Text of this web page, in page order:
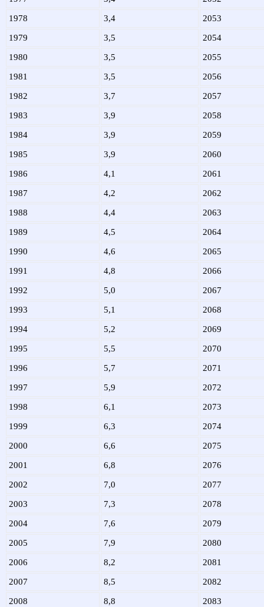
1978 3,4 2053
1979 3,5 2054
1980 3,5 2055
1981 3,5 2056
1982 3,7 2057
1983 3,9 2058
1984 3,9 2059
1985 3,9 2060
1986 4,1 2061
1987 4,2 2062
1988 4,4 2063
1989 4,5 2064
1990 4,6 2065
1991 4,8 2066
1992 5,0 2067
1993 5,1 2068
1994 5,2 2069
1995 5,5 2070
1996 5,7 2071
1997 5,9 2072
1998 6,1 2073
1999 6,3 2074
2000 6,6 2075
2001 6,8 2076
2002 7,0 2077
2003 7,3 2078
2004 7,6 2079
2005 7,9 2080
2006 8,2 2081
2007 8,5 2082
2008 8,8 2083